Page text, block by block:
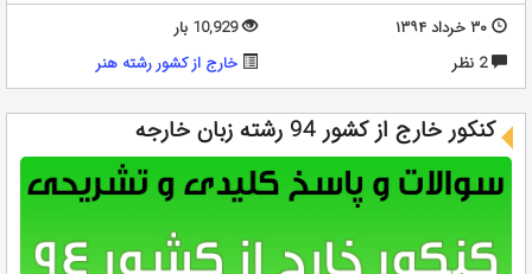
۳۰ خرداد ۱۳۹۴
10,929 بار
2 نظر
خارج از کشور رشته هنر
کنکور خارج از کشور 94 رشته زبان خارجه